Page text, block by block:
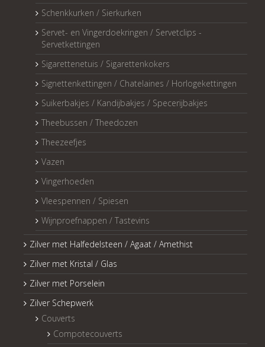
Schenkkurken / Sierkurken
Servet- en Vingerdoekringen / Servetclips -
Servetkettingen
Sigarettenetuis / Sigarettenkokers
Signettenkettingen / Chatelaines / Horlogekettingen
Suikerbakjes / Kandijbakjes / Specerijbakjes
Theebussen / Theedozen
Theezeefjes
Vazen
Vingerhoeden
Vleespennen / Spiesen
Wijnproefnappen / Tastevins
Zilver met Halfedelsteen / Agaat / Amethist
Zilver met Kristal / Glas
Zilver met Porselein
Zilver Schepwerk
Couverts
Compotecouverts